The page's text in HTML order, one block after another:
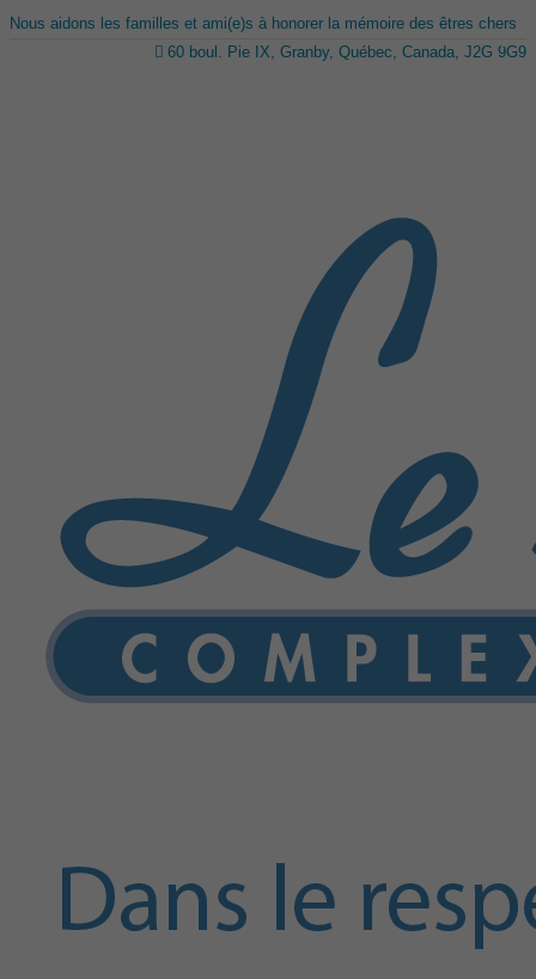
Nous aidons les familles et ami(e)s à honorer la mémoire des êtres chers
60 boul. Pie IX, Granby, Québec, Canada, J2G 9G9